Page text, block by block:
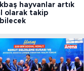
hayvanlar artık
olarak takip